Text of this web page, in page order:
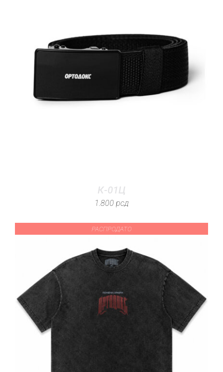
К-01Ц
1.800 рсд
РАСПРОДАТО